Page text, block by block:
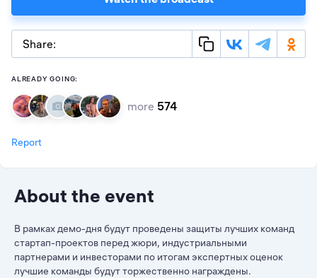
Share:
ALREADY GOING:
more 574
Report
About the event
В рамках демо-дня будут проведены защиты лучших команд
стартап-проектов перед жюри, индустриальными
партнерами и инвесторами по итогам экспертных оценок
лучшие команды будут торжественно награждены.